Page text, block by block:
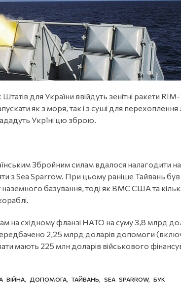
для України ввійдуть зенітні ракети RIM-
як з моря, так і з суші для перехоплення
Укрїні цю зброю.
Збройним силам вдалося налагодити
з Sea Sparrow. При цьому раніше Тайвань був
базування, тоді як ВМС США та кілька
на східному фланзі НАТО на суму 3,8 млрд
2,25 млрд доларів допомоги
мають 225 млн доларів військового
ВІЙНА, ДОПОМОГА, ТАЙВАНЬ, SEA SPARROW, БУК